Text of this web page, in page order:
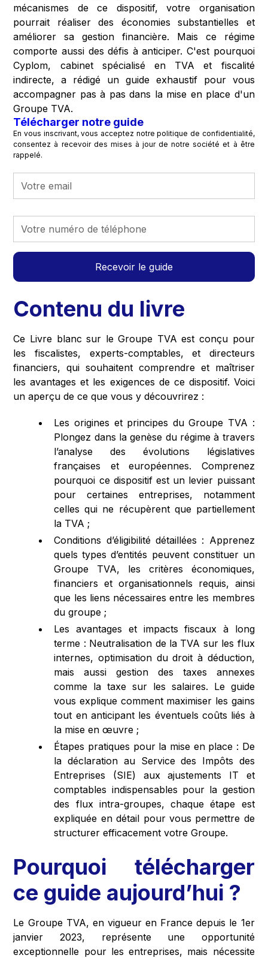
mécanismes de ce dispositif, votre organisation
pourrait réaliser des économies substantielles et
améliorer sa gestion financière. Mais ce régime
comporte aussi des défis à anticiper. C'est pourquoi
Cyplom, cabinet spécialisé en TVA et fiscalité
indirecte, a rédigé un guide exhaustif pour vous
accompagner pas à pas dans la mise en place d'un
Groupe TVA.
Télécharger notre guide
En vous inscrivant, vous acceptez notre politique de confidentialité,
consentez à recevoir des mises à jour de notre société et à être
rappelé.
Contenu du livre
Ce Livre blanc sur le Groupe TVA est conçu pour
les fiscalistes, experts-comptables, et directeurs
financiers, qui souhaitent comprendre et maîtriser
les avantages et les exigences de ce dispositif. Voici
un aperçu de ce que vous y découvrirez :
Les origines et principes du Groupe TVA :
Plongez dans la genèse du régime à travers
l’analyse des évolutions législatives
françaises et européennes. Comprenez
pourquoi ce dispositif est un levier puissant
pour certaines entreprises, notamment
celles qui ne récupèrent que partiellement
la TVA​ ;
Conditions d’éligibilité détaillées : Apprenez
quels types d’entités peuvent constituer un
Groupe TVA, les critères économiques,
financiers et organisationnels requis, ainsi
que les liens nécessaires entre les membres
du groupe​ ;
Les avantages et impacts fiscaux à long
terme : Neutralisation de la TVA sur les flux
internes, optimisation du droit à déduction,
mais aussi gestion des taxes annexes
comme la taxe sur les salaires. Le guide
vous explique comment maximiser les gains
tout en anticipant les éventuels coûts liés à
la mise en œuvre​ ;
Étapes pratiques pour la mise en place : De
la déclaration au Service des Impôts des
Entreprises (SIE) aux ajustements IT et
comptables indispensables pour la gestion
des flux intra-groupes, chaque étape est
expliquée en détail pour vous permettre de
structurer efficacement votre Groupe​.
Pourquoi télécharger
ce guide aujourd’hui ?
Le Groupe TVA, en vigueur en France depuis le 1er
janvier 2023, représente une opportunité
exceptionnelle pour les entreprises, mais nécessite